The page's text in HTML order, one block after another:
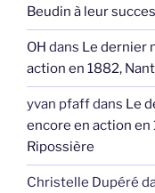
Beudin à leur
OH dans Le dernier
action en 1882,
yvan pfaffdans Le
encore en action en
Ripossière
Christelle Dupéré